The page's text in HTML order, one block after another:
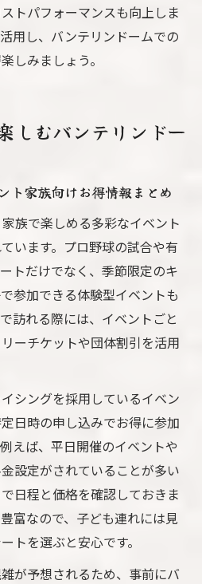
トパフォーマンスも向上しま
用し、バンテリンドームでの
しみましょう。
しむバンテリンドー
ト家族向けお得情報まとめ
族で楽しめる多彩なイベント
います。プロ野球の試合や有
トだけでなく、季節限定のキ
参加できる体験型イベントも
訪れる際には、イベントごと
ーチケットや団体割引を活用
シングを採用しているイベン
日時の申し込みでお得に参加
えば、平日開催のイベントや
設定がされていることが多い
日程と価格を確認しておきま
富なので、子ども連れには見
トを選ぶと安心です。
が予想されるため、事前にバ